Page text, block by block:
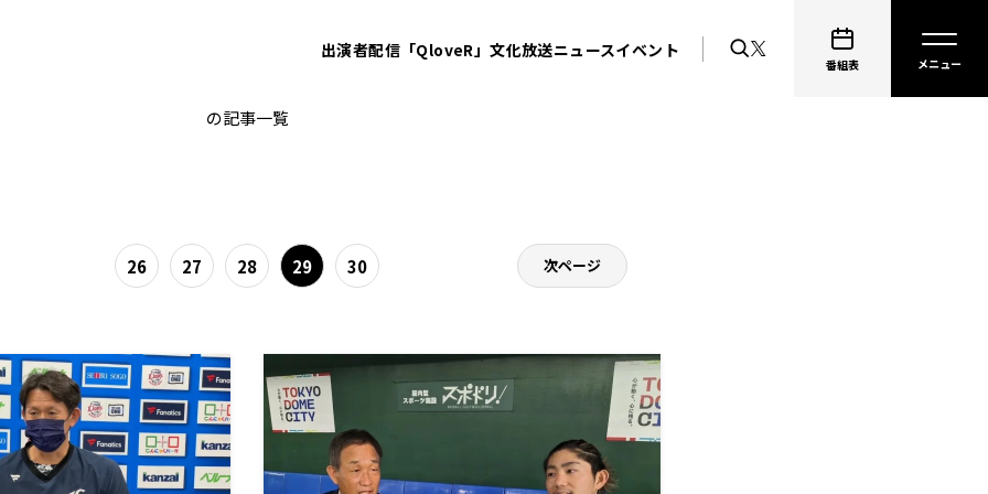
出演者配信「QloveR」文化放送ニュースイベント
番組表
の記事一覧
26 27 28 29 30 次ページ